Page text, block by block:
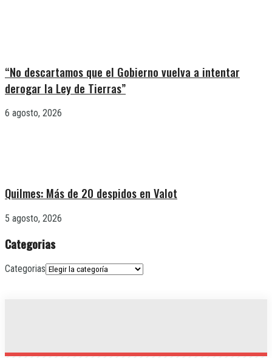
“No descartamos que el Gobierno vuelva a intentar
derogar la Ley de Tierras”
6 agosto, 2026
Quilmes: Más de 20 despidos en Valot
5 agosto, 2026
Categorias
Categorias